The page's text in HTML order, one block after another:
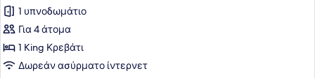
Bed)
Βίλα,
1
Υπνοδωμάτιο,
Ιδιωτική
1 υπνοδωμάτιο
Για 4 άτομα
1 King Κρεβάτι
Δωρεάν ασύρματο ίντερνετ